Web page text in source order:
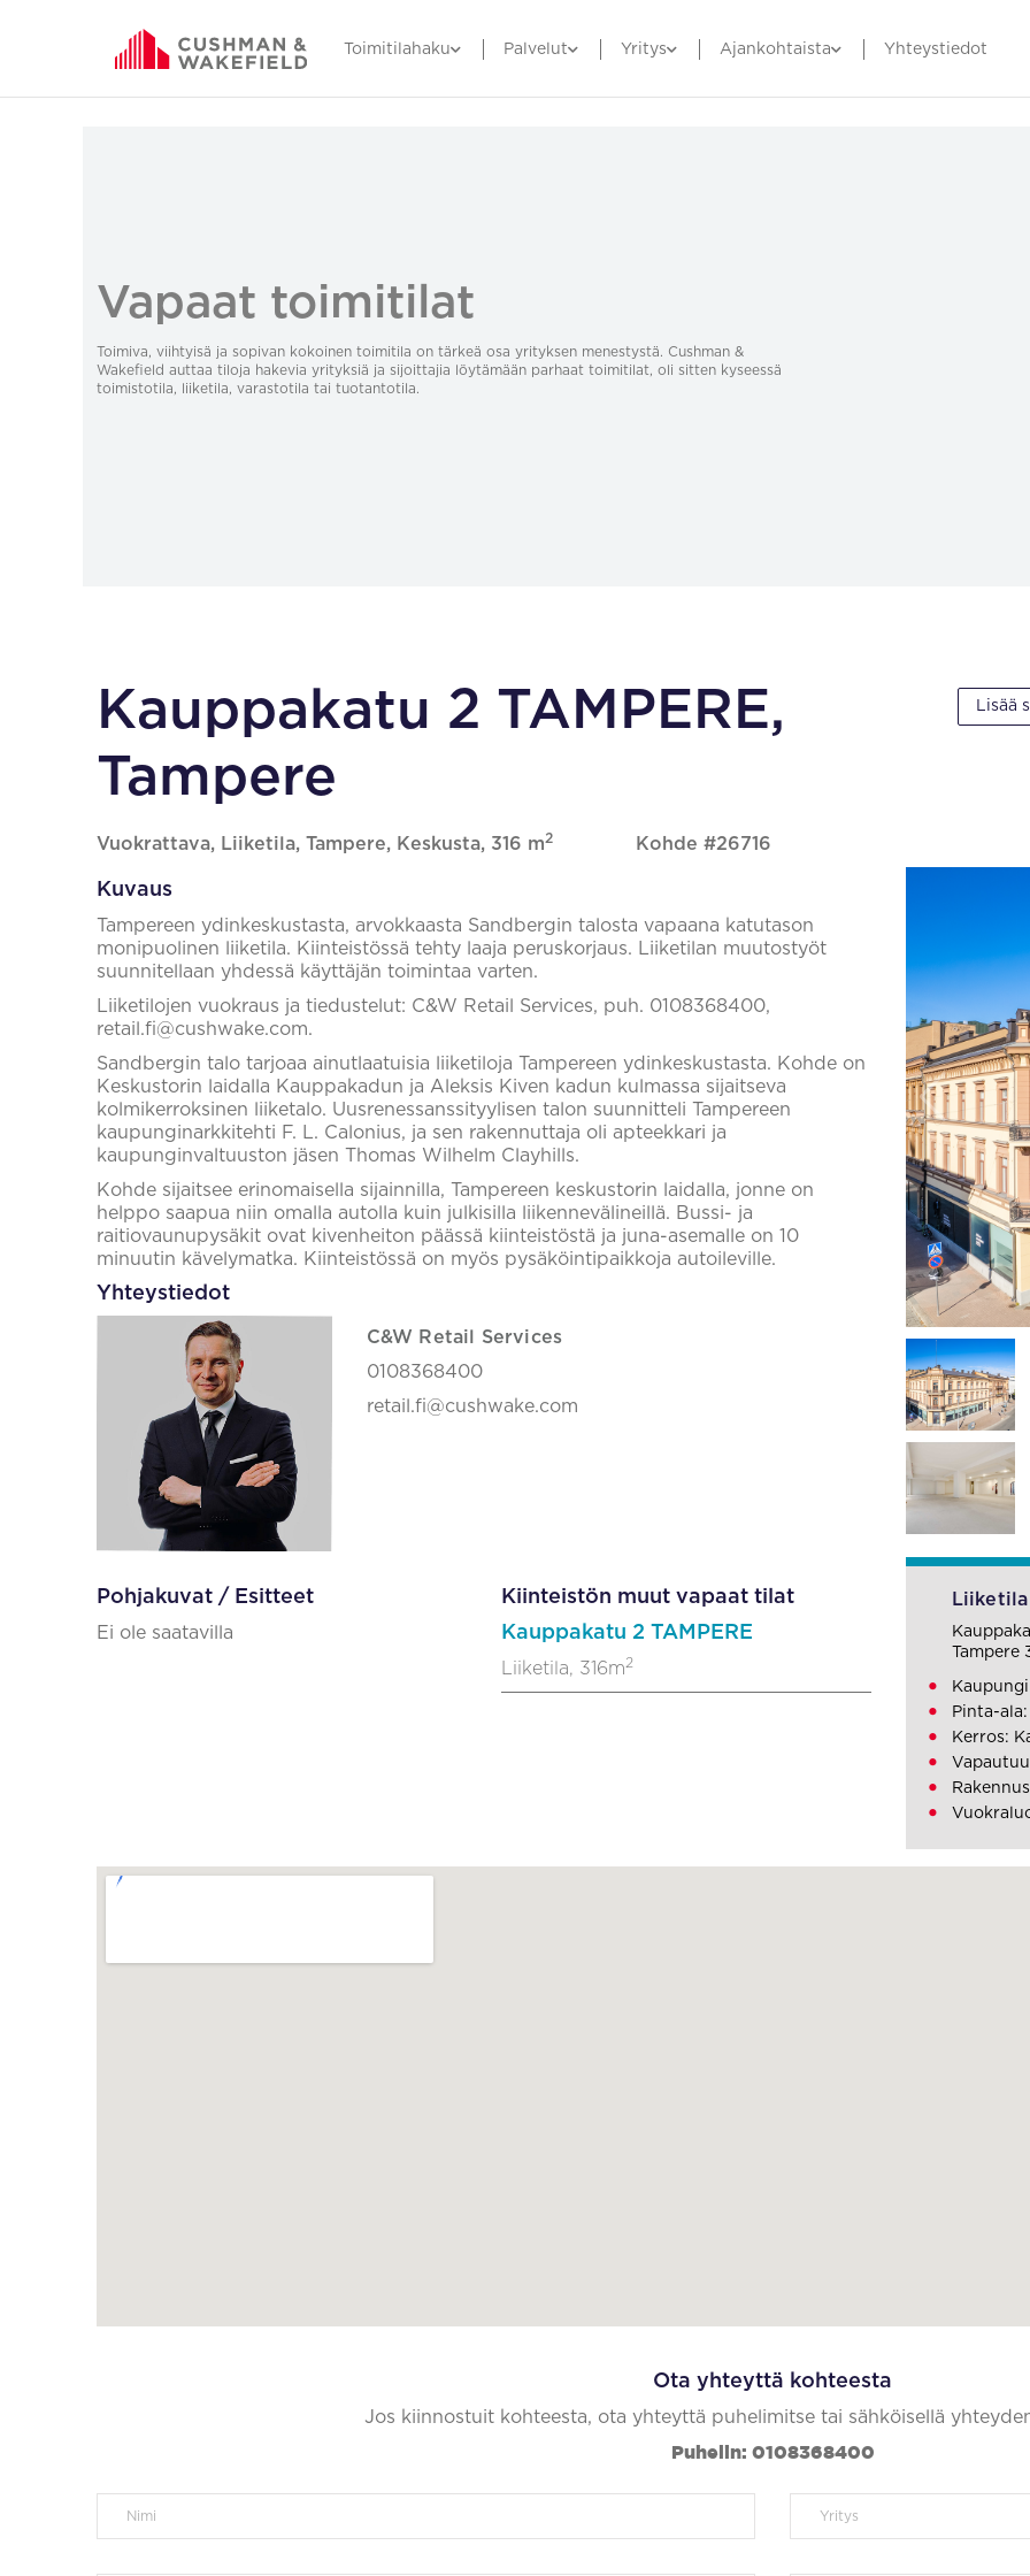
Toimitilahaku Palvelut Yritys Ajankohtaista Yhteystiedot
Vapaat toimitilat
Toimiva, viihtyisä ja sopivan kokoinen toimitila on tärkeä osa yrityksen menestystä. Cushman &
Wakefield auttaa tiloja hakevia yrityksiä ja sijoittajia löytämään parhaat toimitilat, oli sitten kyseessä
toimistotila, liiketila, varastotila tai tuotantotila.
Kauppakatu 2 TAMPERE,
Tampere
Vuokrattava, Liiketila, Tampere, Keskusta, 316 m2 Kohde #26716
Lisää
Kuvaus
Tampereen ydinkeskustasta, arvokkaasta Sandbergin talosta vapaana katutason
monipuolinen liiketila. Kiinteistössä tehty laaja peruskorjaus. Liiketilan muutostyöt
suunnitellaan yhdessä käyttäjän toimintaa varten.
Liiketilojen vuokraus ja tiedustelut: C&W Retail Services, puh. 0108368400,
retail.fi@cushwake.com.
Sandbergin talo tarjoaa ainutlaatuisia liiketiloja Tampereen ydinkeskustasta. Kohde on
Keskustorin laidalla Kauppakadun ja Aleksis Kiven kadun kulmassa sijaitseva
kolmikerroksinen liiketalo. Uusrenessanssityylisen talon suunnitteli Tampereen
kaupunginarkkitehti F. L. Calonius, ja sen rakennuttaja oli apteekkari ja
kaupunginvaltuuston jäsen Thomas Wilhelm Clayhills.
Kohde sijaitsee erinomaisella sijainnilla, Tampereen keskustorin laidalla, jonne on
helppo saapua niin omalla autolla kuin julkisilla liikennevälineillä. Bussi- ja
raitiovaunupysäkit ovat kivenheiton päässä kiinteistöstä ja juna-asemalle on 10
minuutin kävelymatka. Kiinteistössä on myös pysäköintipaikkoja autoileville.
Yhteystiedot
C&W Retail Services
0108368400
retail.fi@cushwake.com
Pohjakuvat / Esitteet
Ei ole saatavilla
Kiinteistön muut vapaat tilat
Kauppakatu 2 TAMPERE
Liiketila, 316m2
Liiketila
Tampere
Pinta-ala:
Kerros:
Ota yhteyttä kohteesta
Jos kiinnostuit kohteesta, ota yhteyttä puhelimitse tai sähköisellä
Puhelin: 0108368400